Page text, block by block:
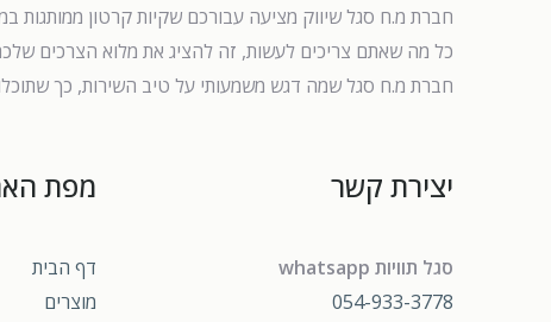
חברת מ.ח סגל שיווק מציעה עבורכם שקיות קרטון ממותגות
כל מה שאתם צריכים לעשות, זה להציג את מלוא הצרכים
חברת מ.ח סגל שמה דגש משמעותי על טיב השירות, כך
יצירת קשר
סגל תוויות whatsapp
054-933-3778
מפת
דף הבית
מוצרים